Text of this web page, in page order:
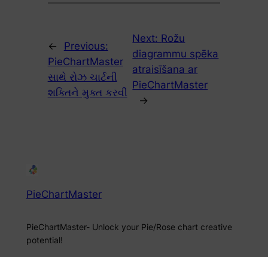
←
Previous:
PieChartMaster
સાથે રોઝ ચાર્ટની
શક્તિને મુક્ત કરવી
Next: Rožu
diagrammu spēka
atraisīšana ar
PieChartMaster
→
PieChartMaster
PieChartMaster- Unlock your Pie/Rose chart creative
potential!